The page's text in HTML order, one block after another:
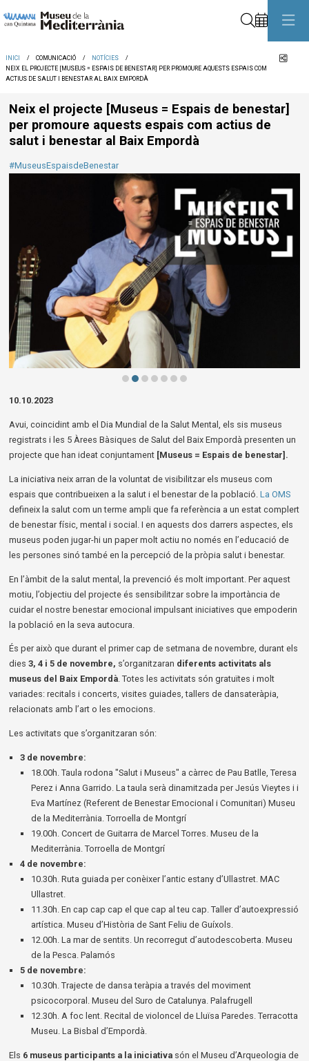
INICI COMUNICACIÓ
NOTÍCIES
NEIX EL PROJECTE [MUSEUS = ESPAIS DE BENESTAR] PER PROMOURE AQUESTS ESPAIS COM
ACTIUS DE SALUT I BENESTAR AL BAIX EMPORDÀ
Neix el projecte [Museus = Espais de benestar]
per promoure aquests espais com actius de
salut i benestar al Baix Empordà
#MuseusEspaisdeBenestar
10.10.2023
Avui, coincidint amb el Dia Mundial de la Salut Mental, els sis museus
registrats i les 5 Àrees Bàsiques de Salut del Baix Empordà presenten un
projecte que han ideat conjuntament [Museus = Espais de benestar].
La iniciativa neix arran de la voluntat de visibilitzar els museus com
espais que contribueixen a la salut i el benestar de la població. La OMS
defineix la salut com un terme ampli que fa referència a un estat complert
de benestar físic, mental i social. I en aquests dos darrers aspectes, els
museus poden jugar-hi un paper molt actiu no només en l’educació de
les persones sinó també en la percepció de la pròpia salut i benestar.
En l’àmbit de la salut mental, la prevenció és molt important. Per aquest
motiu, l’objectiu del projecte és sensibilitzar sobre la importància de
cuidar el nostre benestar emocional impulsant iniciatives que empoderin
la població en la seva autocura.
És per això que durant el primer cap de setmana de novembre, durant els
dies 3, 4 i 5 de novembre, s’organitzaran diferents activitats als
museus del Baix Empordà. Totes les activitats són gratuïtes i molt
variades: recitals i concerts, visites guiades, tallers de dansateràpia,
relacionats amb l’art o les emocions.
Les activitats que s’organitzaran són:
3 de novembre:
18.00h. Taula rodona "Salut i Museus" a càrrec de Pau Batlle, Teresa
Perez i Anna Garrido. La taula serà dinamitzada per Jesús Vieytes i i
Eva Martínez (Referent de Benestar Emocional i Comunitari) Museu
de la Mediterrània. Torroella de Montgrí
19.00h. Concert de Guitarra de Marcel Torres. Museu de la
Mediterrània. Torroella de Montgrí
4 de novembre:
10.30h. Ruta guiada per conèixer l’antic estany d’Ullastret. MAC
Ullastret.
11.30h. En cap cap cap el que cap al teu cap. Taller d’autoexpressió
artística. Museu d’Història de Sant Feliu de Guíxols.
12.00h. La mar de sentits. Un recorregut d’autodescoberta. Museu
de la Pesca. Palamós
5 de novembre:
10.30h. Trajecte de dansa teràpia a través del moviment
psicocorporal. Museu del Suro de Catalunya. Palafrugell
12.30h. A foc lent. Recital de violoncel de Lluïsa Paredes. Terracotta
Museu. La Bisbal d’Empordà.
Els 6 museus participants a la iniciativa són el Museu d’Arqueologia de